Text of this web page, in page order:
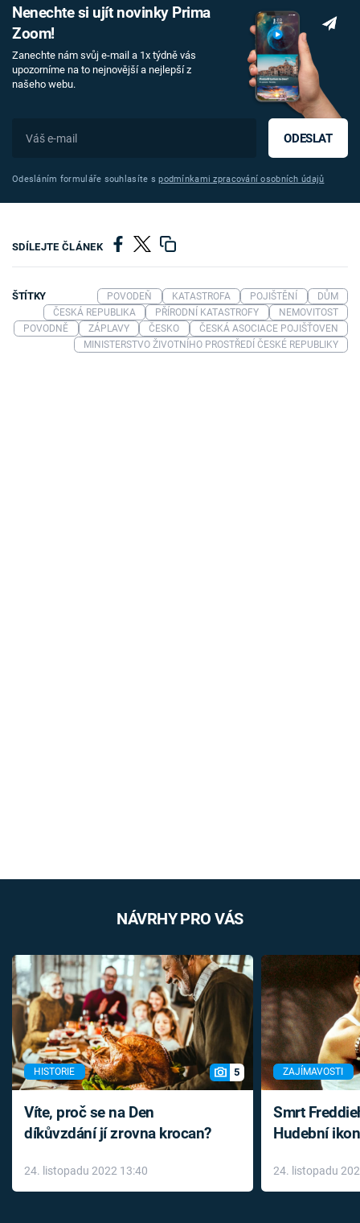
Nenechte si ujít novinky Prima
Zoom!
Zanechte nám svůj e-mail a 1x týdně vás
upozorníme na to nejnovější a nejlepší z
našeho webu.
ODESLAT
Odesláním formuláře souhlasíte spodmínkami zpracování osobních údajů
SDÍLEJTE ČLÁNEK
ŠTÍTKY POVODEŇ KATASTROFA POJIŠTĚNÍ
DŮM
ČESKÁ REPUBLIKA
PŘÍRODNÍ KATASTROFY
NEMOVITOST
POVODNĚ
ZÁPLAVY ČESKO
ČESKÁ ASOCIACE POJIŠŤOVEN
MINISTERSTVO ŽIVOTNÍHO PROSTŘEDÍ ČESKÉ REPUBLIKY
NÁVRHY PRO VÁS
HISTORIE 5
Víte, proč se na Den
díkůvzdání jí zrovna krocan?
24. listopadu 2022 13:40
ZAJÍMAVOSTI
Smrt
Hudební
léky
24. listopadu